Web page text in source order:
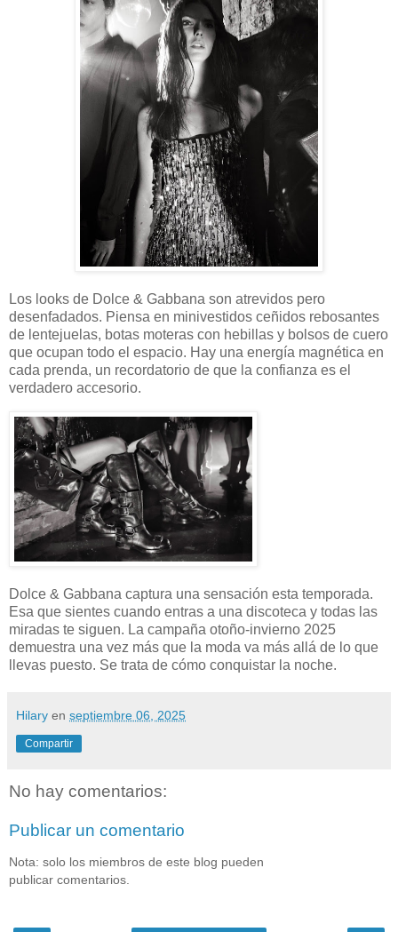
Los looks de Dolce & Gabbana son atrevidos pero
desenfadados. Piensa en minivestidos ceñidos rebosantes
de lentejuelas, botas moteras con hebillas y bolsos de cuero
que ocupan todo el espacio. Hay una energía magnética en
cada prenda, un recordatorio de que la confianza es el
verdadero accesorio.
Dolce & Gabbana captura una sensación esta temporada.
Esa que sientes cuando entras a una discoteca y todas las
miradas te siguen. La campaña otoño-invierno 2025
demuestra una vez más que la moda va más allá de lo que
llevas puesto. Se trata de cómo conquistar la noche.
Hilary en septiembre 06, 2025
Compartir
No hay comentarios:
Publicar un comentario
Nota: solo los miembros de este blog pueden
publicar comentarios.